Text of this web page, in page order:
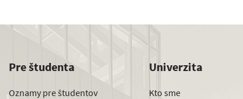
Pre študenta
Oznamy pre študentov
Univerzita
Kto sme